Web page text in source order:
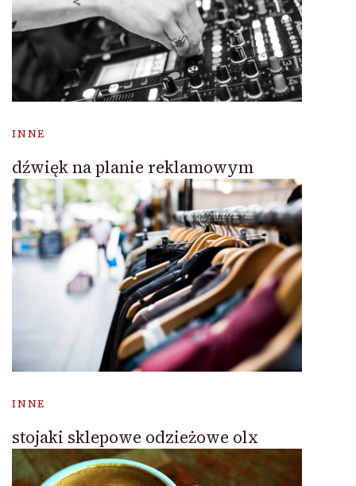
INNE
dźwięk na planie reklamowym
INNE
stojaki sklepowe odzieżowe olx